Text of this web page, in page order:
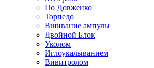
По Довженко
Торпедо
Вшивание ампулы
Двойной Блок
Уколом
Иглоукалыванием
Вивитролом